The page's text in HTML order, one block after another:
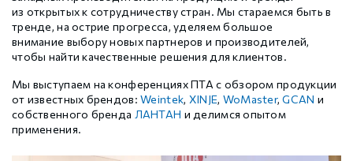
из открытых к сотрудничеству стран. Мы стараемся быть в
тренде, на острие прогресса, уделяем большое
внимание выбору новых партнеров и производителей,
чтобы найти качественные решения для клиентов.
Мы выступаем на конференциях ПТА с обзором продукции
от известных брендов:Weintek, XINJE, WoMaster,GCAN и
собственного бренда ЛАНТАН и делимся опытом
применения.
Стабур
Xinje XG
Беспроводное оборудование WoMaster
Xinje Аксессуары
Серводрайверы Xinje DL6 Высокоточные
Серводвигатели Xinje MF3
Шаговые драйверы Xinje DP3L (высоковольтные
импульсные с разомкнутым контуром)
Шаговые драйверы Xinje DP3S (Modbus RTU, с
замкнутым контуром)
Шаговые драйверы Xinje DP3SL (Modbus RTU, с
разомкнутым контуром)